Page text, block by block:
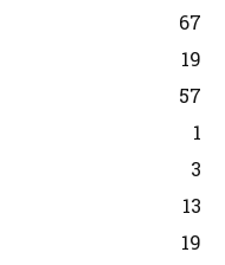
67
19
57
1
3
13
19